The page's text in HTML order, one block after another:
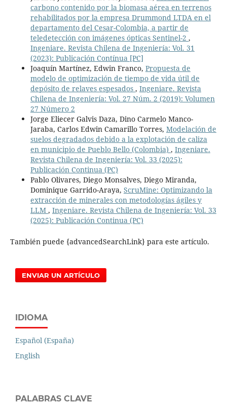
carbono contenido por la biomasa aérea en terrenos
rehabilitados por la empresa Drummond LTDA en el
departamento del Cesar-Colombia, a partir de
teledetección con imágenes ópticas Sentinel-2 ,
Ingeniare. Revista Chilena de Ingeniería: Vol. 31
(2023): Publicación Contínua [PC]
Joaquín Martínez, Edwin Franco, Propuesta de
modelo de optimización de tiempo de vida útil de
depósito de relaves espesados , Ingeniare. Revista
Chilena de Ingeniería: Vol. 27 Núm. 2 (2019): Volumen
27 Número 2
Jorge Eliecer Galvis Daza, Dino Carmelo Manco-
Jaraba, Carlos Edwin Camarillo Torres, Modelación de
suelos degradados debido a la explotación de caliza
en municipio de Pueblo Bello (Colombia) , Ingeniare.
Revista Chilena de Ingeniería: Vol. 33 (2025):
Publicación Continua (PC)
Pablo Olivares, Diego Monsalves, Diego Miranda,
Dominique Garrido-Araya, ScruMine: Optimizando la
extracción de minerales con metodologías ágiles y
LLM , Ingeniare. Revista Chilena de Ingeniería: Vol. 33
(2025): Publicación Continua (PC)
También puede {advancedSearchLink} para este artículo.
ENVIAR UN ARTÍCULO
IDIOMA
Español (España)
English
PALABRAS CLAVE